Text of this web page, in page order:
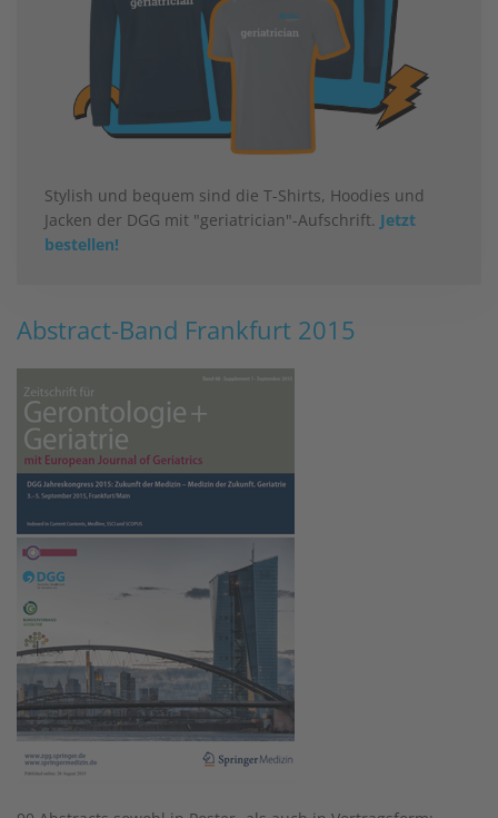
Stylish und bequem sind die T-Shirts, Hoodies und
Jacken der DGG mit "geriatrician"-Aufschrift. Jetzt
bestellen!
Abstract-Band Frankfurt 2015